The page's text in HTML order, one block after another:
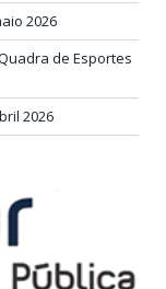
2026
de Esportes
2026